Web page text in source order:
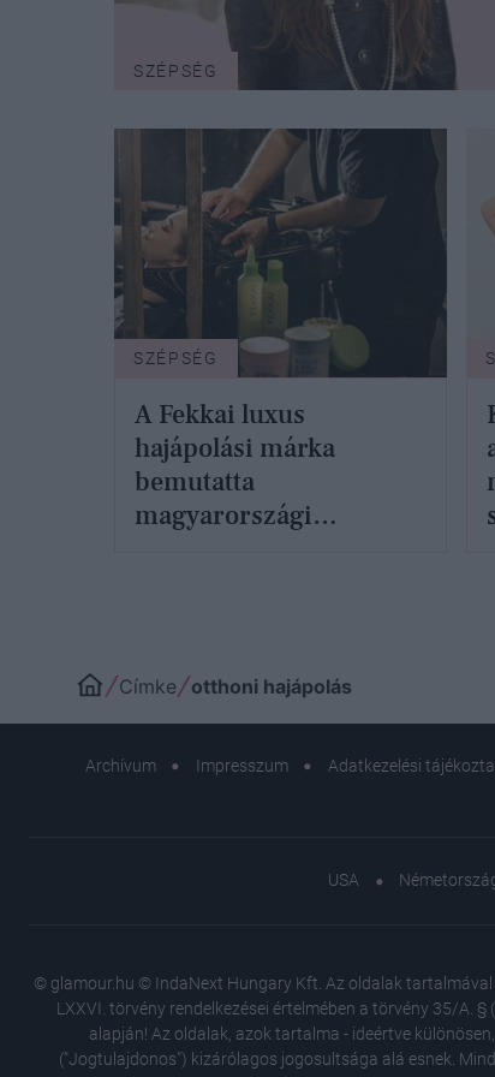
SZÉPSÉG
SZÉPSÉG
A Fekkai luxus
hajápolási márka
bemutatta
magyarországi
Címke otthoni hajápolás
Archívum Impresszum Adatkezelési
USA
© glamour.hu © IndaNext Hungary Kft. Az oldalak
LXXVI. törvény rendelkezései értelmében a törvény 35/A.
alapján! Az oldalak, azok tartalma - ideértve
("Jogtulajdonos") kizárólagos jogosultsága alá esnek.